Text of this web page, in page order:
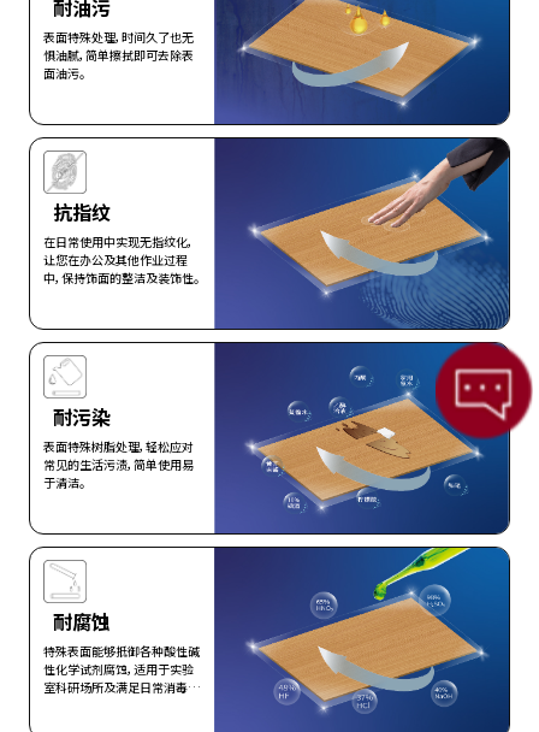
耐油污
表面特殊处理，时间久了也无
惧油腻，简单擦拭即可去除表
面油污。
查看更多>
抗指纹
在日常使用中实现无指纹化，
让您在办公及其他作业过程
中，保持饰面的整洁及装饰性。
查看更多>
耐污染
表面特殊树脂处理，轻松应对
常见的生活污渍，简单使用易
于清洁。
查看更多>
耐腐蚀
特殊表面能够抵御各种酸性碱
性化学试剂腐蚀，适用于实验
室科研场所及满足日常消毒；